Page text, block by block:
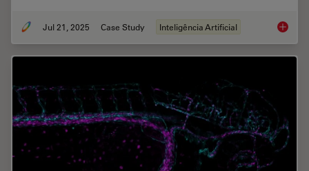
Jul 21, 2025 Case Study Inteligência Artificial